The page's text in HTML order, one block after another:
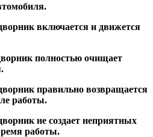
включается и движется
полностью очищает
правильно возвращается
работы.
не создает неприятных
работы.